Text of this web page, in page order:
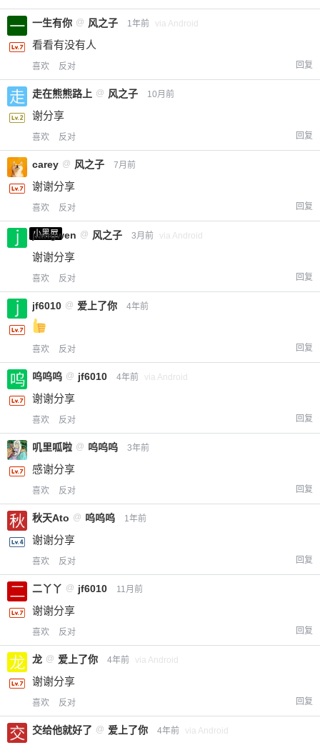
一生有你 @ 风之子 1年前 via Android
看看有没有人
喜欢 反对 回复
走在熊熊路上 @ 风之子 10月前
谢分享
喜欢 反对 回复
carey @ 风之子 7月前
谢谢分享
喜欢 反对 回复
小黑屋
jiangwen @ 风之子 3月前 via Android
谢谢分享
喜欢 反对 回复
jf6010 @ 爱上了你 4年前
喜欢 反对 回复
呜呜呜 @ jf6010 4年前 via Android
谢谢分享
喜欢 反对 回复
叽里呱啦 @ 呜呜呜 3年前
感谢分享
喜欢 反对 回复
秋天Ato @ 呜呜呜 1年前
谢谢分享
喜欢 反对 回复
二丫丫 @ jf6010 11月前
谢谢分享
喜欢 反对 回复
龙 @ 爱上了你 4年前 via Android
谢谢分享
喜欢 反对 回复
交给他就好了 @ 爱上了你 4年前 via Android